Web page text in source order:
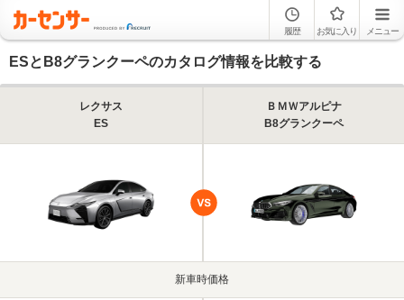
履歴 お気に入り メニュー
ESとB8グランクーペのカタログ情報を比較する
レクサス
ES
ＢＭＷアルピナ
B8グランクーペ
新車時価格